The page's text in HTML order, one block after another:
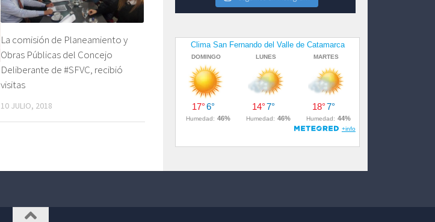
La comisión de Planeamiento y
Obras Públicas del Concejo
Deliberante de #SFVC, recibió
visitas
10 JULIO, 2018